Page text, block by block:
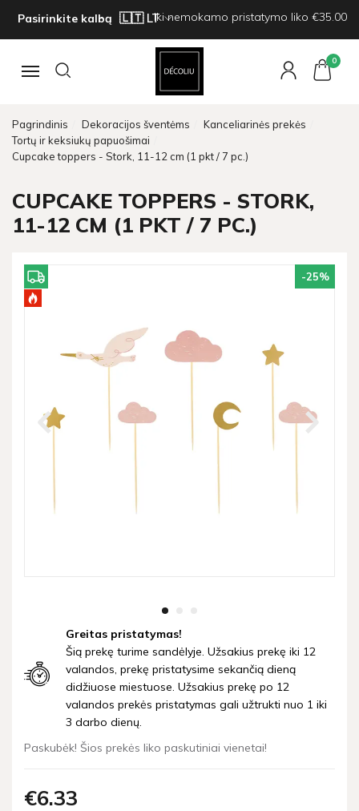
Pasirinkite kalbą Iki nemokamo pristatymo liko €35.00
Navigacija
0
Pagrindinis Dekoracijos šventėms
Kanceliarinės prekės
Tortų ir keksiukų papuošimai
Cupcake toppers - Stork, 11-12 cm (1 pkt / 7 pc.)
CUPCAKE TOPPERS - STORK,
11-12 CM (1 PKT / 7 PC.)
-25%
Greitas pristatymas!
Šią prekę turime sandėlyje. Užsakius prekę iki 12
valandos, prekę pristatysime sekančią dieną
didžiuose miestuose. Užsakius prekę po 12
valandos prekės pristatymas gali užtrukti nuo 1 iki
3 darbo dienų.
Paskubėk! Šios prekės liko paskutiniai vienetai!
€633